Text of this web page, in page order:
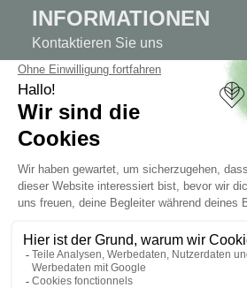
INFORMATIONEN
Kontaktieren Sie uns
Sitemap
Lieferung
Rechtliche Hinweise
Allgemeine Geschäftsbedingungen